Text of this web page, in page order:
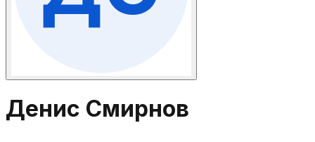
Денис Смирнов